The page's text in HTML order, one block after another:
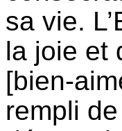
sa vie.
la joie et
[bien-
rempli